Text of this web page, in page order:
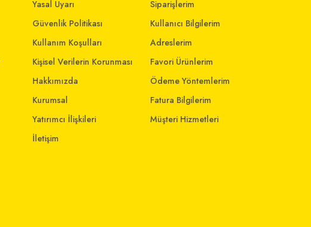
Yasal Uyarı
Güvenlik Politikası
Kullanım Koşulları
Kişisel Verilerin Korunması
Hakkımızda
Kurumsal
Yatırımcı İlişkileri
İletişim
Siparişlerim
Kullanıcı Bilgilerim
Adreslerim
Favori Ürünlerim
Ödeme Yöntemlerim
Fatura Bilgilerim
Müşteri Hizmetleri